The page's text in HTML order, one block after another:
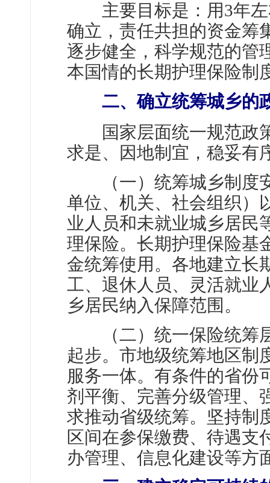
主要目标是：用3年左
确立，责任共担的资金筹
逐步健全，科学规范的管
本国情的长期护理保险制
二、确立统筹城乡的
国家层面统一规范政策
求是、因地制宜，稳妥有
（一）统筹城乡制度安
单位、机关、社会组织）
业人员和未就业城乡居民
理保险。长期护理保险基
金统筹使用。各地建立长
工、退休人员、灵活就业
乡居民纳入保障范围。
（二）统一保险统筹层
起步。市地级统筹地区制
服务一体。有条件的省份
剂平衡、完善分级管理、
求推动省级统筹。坚持制
区间在参保缴费、待遇支
办管理、信息化建设等方